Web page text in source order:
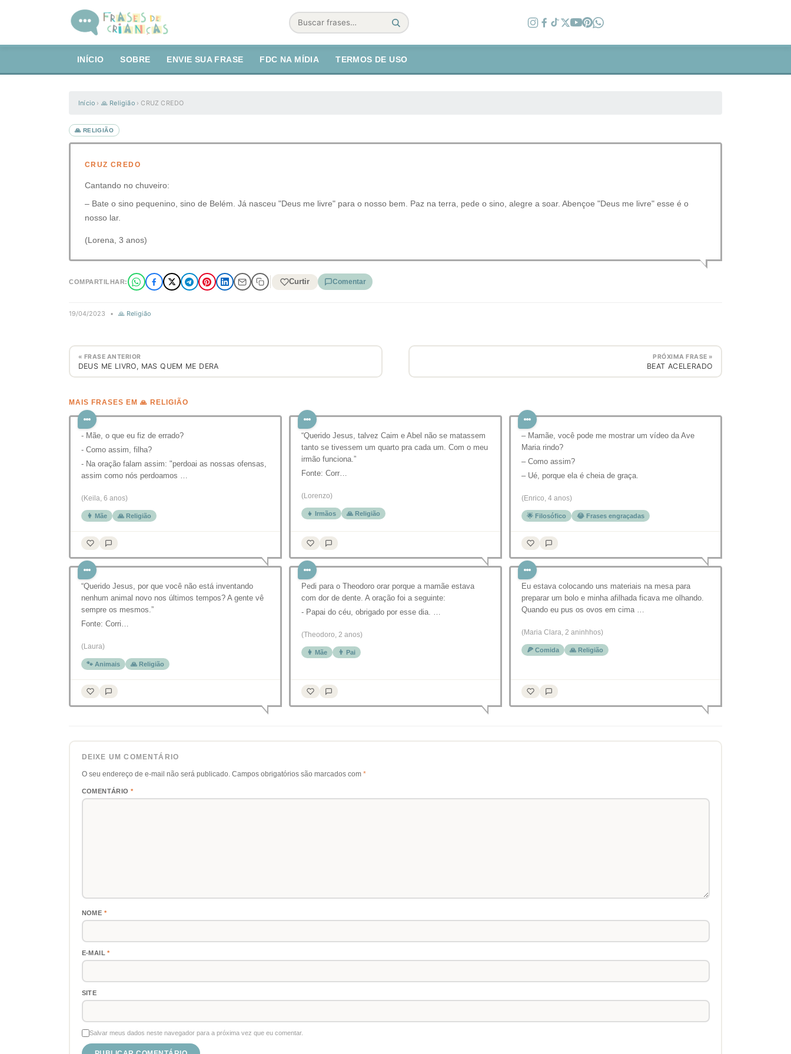
Buscar
INÍCIO SOBRE ENVIE SUA FRASE FDC NA MÍDIA TERMOS DE USO
Início › 🙏 Religião ›CRUZ CREDO
🙏 RELIGIÃO
CRUZ CREDO
Cantando no chuveiro:
– Bate o sino pequenino, sino de Belém. Já nasceu "Deus me livre" para o nosso bem. Paz na terra, pede o sino, alegre a soar. Abençoe "Deus me livre" esse é o
nosso lar.
(Lorena, 3 anos)
COMPARTILHAR: Curtir Comentar
19/04/2023 • 🙏 Religião
« FRASE ANTERIOR
DEUS ME LIVRO, MAS QUEM ME DERA
PRÓXIMA FRASE »
BEAT ACELERADO
MAIS FRASES EM 🙏 RELIGIÃO
- Mãe, o que eu fiz de errado?
- Como assim, filha?
- Na oração falam assim: "perdoai as nossas ofensas,
assim como nós perdoamos …
(Keila, 6 anos)
👩 Mãe 🙏 Religião
“Querido Jesus, talvez Caim e Abel não se matassem
tanto se tivessem um quarto pra cada um. Com o meu
irmão funciona.”
Fonte: Corr…
(Lorenzo)
👧 Irmãos 🙏 Religião
– Mamãe, você pode me mostrar um vídeo da Ave
Maria rindo?
– Como assim?
– Ué, porque ela é cheia de graça.
(Enrico, 4 anos)
🌟 Filosófico 😂 Frases engraçadas
“Querido Jesus, por que você não está inventando
nenhum animal novo nos últimos tempos? A gente vê
sempre os mesmos.”
Fonte: Corri…
(Laura)
🐾 Animais 🙏 Religião
Pedi para o Theodoro orar porque a mamãe estava
com dor de dente. A oração foi a seguinte:
- Papai do céu, obrigado por esse dia. …
(Theodoro, 2 anos)
👩 Mãe 👨 Pai
Eu estava colocando uns materiais na mesa para
preparar um bolo e minha afilhada ficava me olhando.
Quando eu pus os ovos em cima …
(Maria Clara, 2 aninhhos)
🍕 Comida 🙏 Religião
DEIXE UM COMENTÁRIO
O seu endereço de e-mail não será publicado. Campos obrigatórios são marcados com *
COMENTÁRIO *
NOME *
E-MAIL*
SITE
Salvar meus dados neste navegador para a próxima vez que eu comentar.